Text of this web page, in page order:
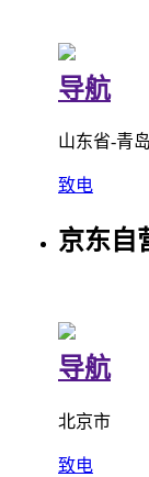
导航
山东省-青
致电
京东自
导航
北京市
致电